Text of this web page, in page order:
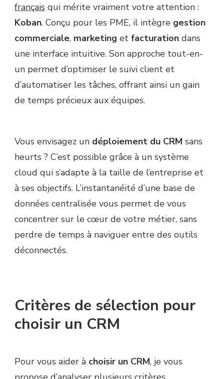
français qui mérite vraiment votre attention :
Koban. Conçu pour les PME, il intègre gestion
commerciale, marketing et facturation dans
une interface intuitive. Son approche tout-en-
un permet d’optimiser le suivi client et
d’automatiser les tâches, offrant ainsi un gain
de temps précieux aux équipes.
Vous envisagez un déploiement du CRM sans
heurts ? C’est possible grâce à un système
cloud qui s’adapte à la taille de l’entreprise et
à ses objectifs. L’instantanéité d’une base de
données centralisée vous permet de vous
concentrer sur le cœur de votre métier, sans
perdre de temps à naviguer entre des outils
déconnectés.
Critères de sélection pour
choisir un CRM
Pour vous aider à choisir un CRM, je vous